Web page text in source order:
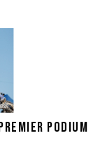
podium